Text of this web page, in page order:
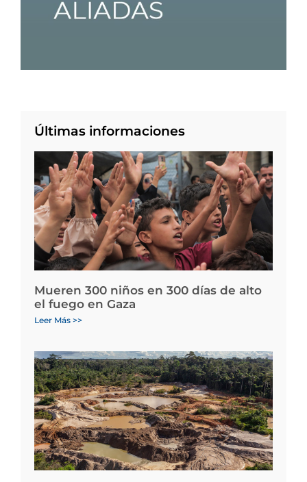
Últimas informaciones
Mueren 300 niños en 300 días de alto
el fuego en Gaza
Leer Más >>